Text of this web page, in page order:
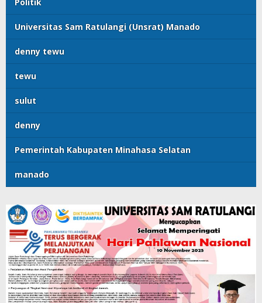
Universitas Sam Ratulangi (Unsrat) Manado
denny tewu
tewu
sulut
denny
Pemerintah Kabupaten Minahasa Selatan
manado